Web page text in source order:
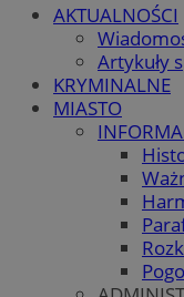
AKTUALNOŚCI
Artykuły
KRYMINALNE
MIASTO